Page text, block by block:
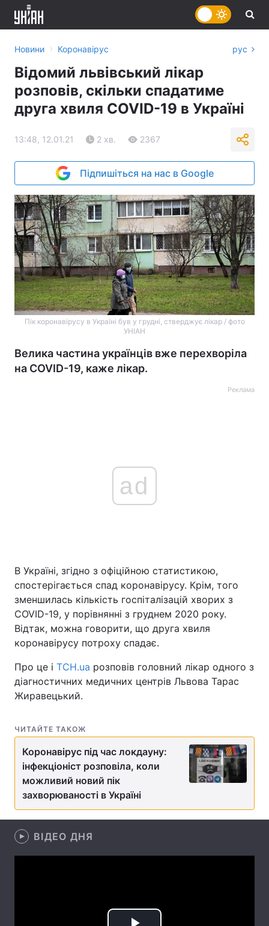
Головна Війна
Україна Політика
Економіка Світ
Спорт Наука
Техно і зв'язок
Здоров'я Туризм
Екологія
Лонгріди
Новини › Коронавірус рус
Відомий львівський лікар
розповів, скільки спадатиме
друга хвиля COVID-19 в Україні
13:48, 12.01.21 2 хв. 2367
Підпишіться на нас в Google
Пік коронавірусу в Україні був у грудні, стверджує лікар / фото
УНІАН
Велика частина українців вже перехворіла
на COVID-19, каже лікар.
Реклама
ad
В Україні, згідно з офіційною статистикою,
спостерігається спад коронавірусу. Крім, того
зменшилась кількість госпіталізацій хворих з
COVID-19, у порівнянні з груднем 2020 року.
Відтак, можна говорити, що друга хвиля
коронавірусу потроху спадає.
Про це і ТСН.ua розповів головний лікар одного з
діагностичних медичних центрів Львова Тарас
Жиравецький.
ЧИТАЙТЕ ТАКОЖ
Коронавірус під час локдауну:
інфекціоніст розповіла, коли
можливий новий пік
захворюваності в Україні
ВІДЕО ДНЯ